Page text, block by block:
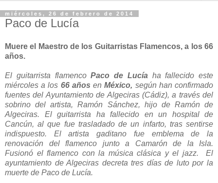
miércoles, 26 de febrero de 2014
Paco de Lucía
Muere el Maestro de los Guitarristas Flamencos, a los 66
años.
El guitarrista flamencoPaco de Lucía ha fallecido este
miércoles a los 66 años enMéxico, según han confirmado
fuentes del Ayuntamiento de Algeciras (Cádiz), a través del
sobrino del artista, Ramón Sánchez, hijo de Ramón de
Algeciras. El guitarrista ha fallecido en un hospital de
Cancún, al que fue trasladado de un infarto, tras sentirse
indispuesto. El artista gaditano fue emblema de la
renovación del flamenco junto a Camarón de la Isla.
Fusionó el flamenco con la música clásica y el jazz. El
ayuntamiento de Algeciras decreta tres días de luto por la
muerte de Paco de Lucía.